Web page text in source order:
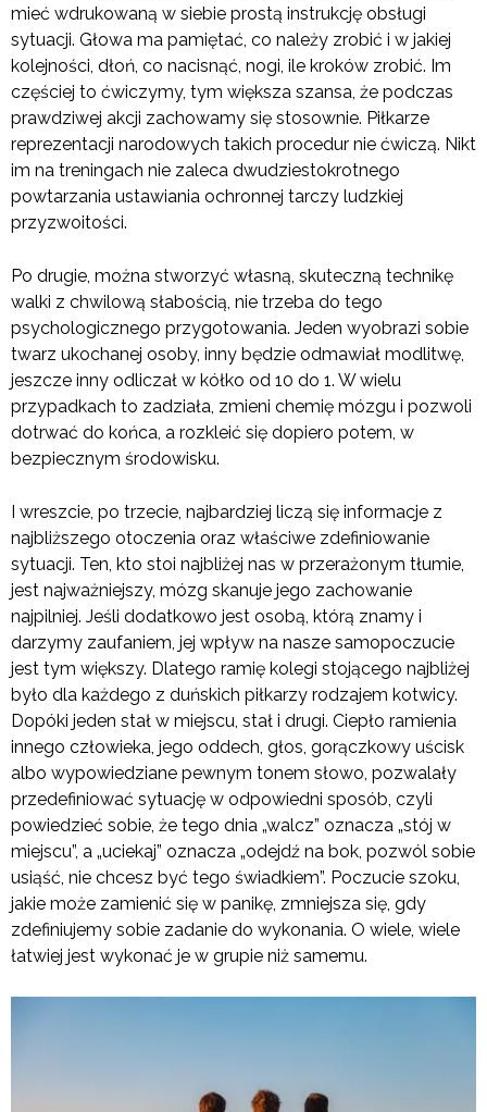
mieć wdrukowaną w siebie prostą instrukcję obsługi
sytuacji. Głowa ma pamiętać, co należy zrobić i w jakiej
kolejności, dłoń, co nacisnąć, nogi, ile kroków zrobić. Im
częściej to ćwiczymy, tym większa szansa, że podczas
prawdziwej akcji zachowamy się stosownie. Piłkarze
reprezentacji narodowych takich procedur nie ćwiczą. Nikt
im na treningach nie zaleca dwudziestokrotnego
powtarzania ustawiania ochronnej tarczy ludzkiej
przyzwoitości.
Po drugie, można stworzyć własną, skuteczną technikę
walki z chwilową słabością, nie trzeba do tego
psychologicznego przygotowania. Jeden wyobrazi sobie
twarz ukochanej osoby, inny będzie odmawiał modlitwę,
jeszcze inny odliczał w kółko od 10 do 1. W wielu
przypadkach to zadziała, zmieni chemię mózgu i pozwoli
dotrwać do końca, a rozkleić się dopiero potem, w
bezpiecznym środowisku.
I wreszcie, po trzecie, najbardziej liczą się informacje z
najbliższego otoczenia oraz właściwe zdefiniowanie
sytuacji. Ten, kto stoi najbliżej nas w przerażonym tłumie,
jest najważniejszy, mózg skanuje jego zachowanie
najpilniej. Jeśli dodatkowo jest osobą, którą znamy i
darzymy zaufaniem, jej wpływ na nasze samopoczucie
jest tym większy. Dlatego ramię kolegi stojącego najbliżej
było dla każdego z duńskich piłkarzy rodzajem kotwicy.
Dopóki jeden stał w miejscu, stał i drugi. Ciepło ramienia
innego człowieka, jego oddech, głos, gorączkowy uścisk
albo wypowiedziane pewnym tonem słowo, pozwalały
przedefiniować sytuację w odpowiedni sposób, czyli
powiedzieć sobie, że tego dnia „walcz” oznacza „stój w
miejscu”, a „uciekaj” oznacza „odejdź na bok, pozwól sobie
usiąść, nie chcesz być tego świadkiem”. Poczucie szoku,
jakie może zamienić się w panikę, zmniejsza się, gdy
zdefiniujemy sobie zadanie do wykonania. O wiele, wiele
łatwiej jest wykonać je w grupie niż samemu.